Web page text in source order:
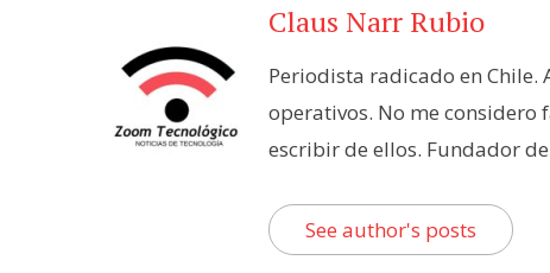
Claus Narr Rubio
Periodista radicado en Chile.
operativos. No me
escribir de ellos. Fundador
See author's posts